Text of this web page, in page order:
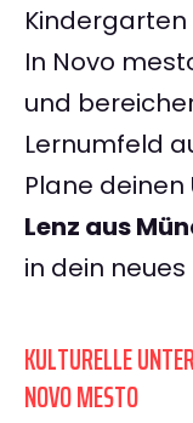
Kindergarten
In Novo
und
Lernumfeld
Plane deinen
Lenz aus
in dein
KULTURELLE
NOVO MESTO